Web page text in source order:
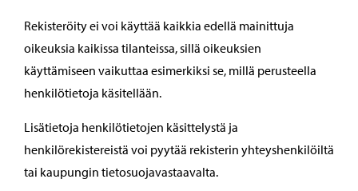
Rekisteröity ei voi käyttää kaikkia edellä mainittuja
oikeuksia kaikissa tilanteissa, sillä oikeuksien
käyttämiseen vaikuttaa esimerkiksi se, millä perusteella
henkilötietoja käsitellään.
Lisätietoja henkilötietojen käsittelystä ja
henkilörekistereistä voi pyytää rekisterin yhteyshenkilöiltä
tai kaupungin tietosuojavastaavalta.